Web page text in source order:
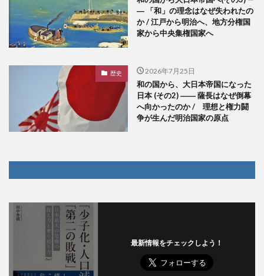
― 「和」の理念はなぜ失われたの
か / 江戸から明治へ、地方分権国
家から中央集権国家へ
歴史 2026年7月25日
和の国から、大日本帝国になった
日本 (その2) ―― 薩長はなぜ倒幕
へ向かったのか / 理想と権力闘
争が生んだ明治国家の原点
最新情報をチェックしよう！